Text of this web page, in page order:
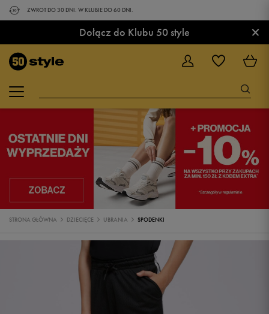
ZWROT DO 30 DNI. W KLUBIE DO 60 DNI.
Dołącz do Klubu 50 style ×
STRONA GŁÓWNA DZIECIĘCE UBRANIA SPODENKI